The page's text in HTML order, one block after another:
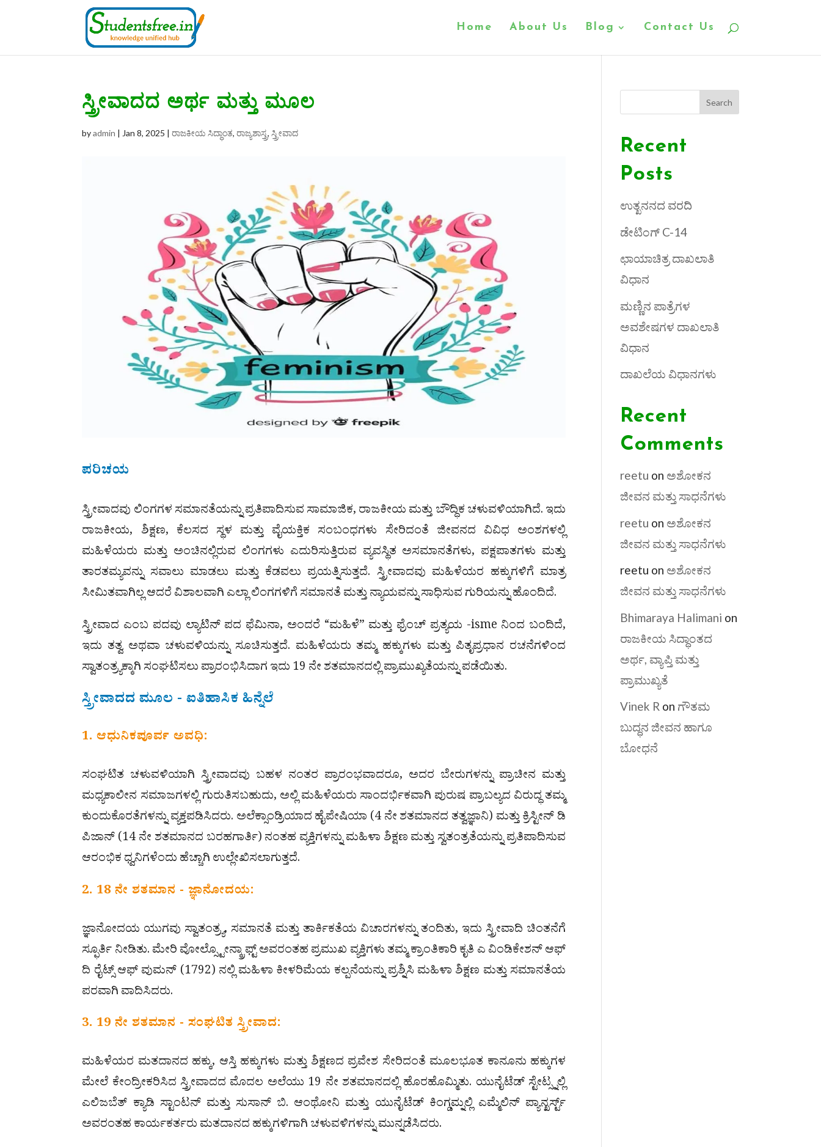
Home About Us Blog Contact Us
ಸ್ತ್ರೀವಾದದ ಅರ್ಥ ಮತ್ತು ಮೂಲ
byadmin | Jan 8, 2025 |ರಾಜಕೀಯ ಸಿದ್ಧಾಂತ,ರಾಜ್ಯಶಾಸ್ತ್ರ,ಸ್ತ್ರೀವಾದ
ಪರಿಚಯ
ಸ್ತ್ರೀವಾದವು ಲಿಂಗಗಳ ಸಮಾನತೆಯನ್ನು ಪ್ರತಿಪಾದಿಸುವ ಸಾಮಾಜಿಕ, ರಾಜಕೀಯ ಮತ್ತು ಬೌದ್ಧಿಕ ಚಳುವಳಿಯಾಗಿದೆ. ಇದು
ರಾಜಕೀಯ, ಶಿಕ್ಷಣ, ಕೆಲಸದ ಸ್ಥಳ ಮತ್ತು ವೈಯಕ್ತಿಕ ಸಂಬಂಧಗಳು ಸೇರಿದಂತೆ ಜೀವನದ ವಿವಿಧ ಅಂಶಗಳಲ್ಲಿ
ಮಹಿಳೆಯರು ಮತ್ತು ಅಂಚಿನಲ್ಲಿರುವ ಲಿಂಗಗಳು ಎದುರಿಸುತ್ತಿರುವ ವ್ಯವಸ್ಥಿತ ಅಸಮಾನತೆಗಳು, ಪಕ್ಷಪಾತಗಳು ಮತ್ತು
ತಾರತಮ್ಯವನ್ನು ಸವಾಲು ಮಾಡಲು ಮತ್ತು ಕೆಡವಲು ಪ್ರಯತ್ನಿಸುತ್ತದೆ. ಸ್ತ್ರೀವಾದವು ಮಹಿಳೆಯರ ಹಕ್ಕುಗಳಿಗೆ ಮಾತ್ರ
ಸೀಮಿತವಾಗಿಲ್ಲ ಆದರೆ ವಿಶಾಲವಾಗಿ ಎಲ್ಲಾ ಲಿಂಗಗಳಿಗೆ ಸಮಾನತೆ ಮತ್ತು ನ್ಯಾಯವನ್ನು ಸಾಧಿಸುವ ಗುರಿಯನ್ನು ಹೊಂದಿದೆ.
ಸ್ತ್ರೀವಾದ ಎಂಬ ಪದವು ಲ್ಯಾಟಿನ್ ಪದ ಫೆಮಿನಾ, ಅಂದರೆ “ಮಹಿಳೆ” ಮತ್ತು ಫ್ರೆಂಚ್ ಪ್ರತ್ಯಯ -isme ನಿಂದ ಬಂದಿದೆ,
ಇದು ತತ್ವ ಅಥವಾ ಚಳುವಳಿಯನ್ನು ಸೂಚಿಸುತ್ತದೆ. ಮಹಿಳೆಯರು ತಮ್ಮ ಹಕ್ಕುಗಳು ಮತ್ತು ಪಿತೃಪ್ರಧಾನ ರಚನೆಗಳಿಂದ
ಸ್ವಾತಂತ್ರ್ಯಕ್ಕಾಗಿ ಸಂಘಟಿಸಲು ಪ್ರಾರಂಭಿಸಿದಾಗ ಇದು 19 ನೇ ಶತಮಾನದಲ್ಲಿ ಪ್ರಾಮುಖ್ಯತೆಯನ್ನು ಪಡೆಯಿತು.
ಸ್ತ್ರೀವಾದದ ಮೂಲ - ಐತಿಹಾಸಿಕ ಹಿನ್ನೆಲೆ
1. ಆಧುನಿಕಪೂರ್ವ ಅವಧಿ:
ಸಂಘಟಿತ ಚಳುವಳಿಯಾಗಿ ಸ್ತ್ರೀವಾದವು ಬಹಳ ನಂತರ ಪ್ರಾರಂಭವಾದರೂ, ಅದರ ಬೇರುಗಳನ್ನು ಪ್ರಾಚೀನ ಮತ್ತು
ಮಧ್ಯಕಾಲೀನ ಸಮಾಜಗಳಲ್ಲಿ ಗುರುತಿಸಬಹುದು, ಅಲ್ಲಿ ಮಹಿಳೆಯರು ಸಾಂದರ್ಭಿಕವಾಗಿ ಪುರುಷ ಪ್ರಾಬಲ್ಯದ ವಿರುದ್ಧ ತಮ್ಮ
ಕುಂದುಕೊರತೆಗಳನ್ನು ವ್ಯಕ್ತಪಡಿಸಿದರು. ಅಲೆಕ್ಸಾಂಡ್ರಿಯಾದ ಹೈಪೇಷಿಯಾ (4 ನೇ ಶತಮಾನದ ತತ್ವಜ್ಞಾನಿ) ಮತ್ತು ಕ್ರಿಸ್ಟೀನ್ ಡಿ
ಪಿಜಾನ್ (14 ನೇ ಶತಮಾನದ ಬರಹಗಾರ್ತಿ) ನಂತಹ ವ್ಯಕ್ತಿಗಳನ್ನು ಮಹಿಳಾ ಶಿಕ್ಷಣ ಮತ್ತು ಸ್ವತಂತ್ರತೆಯನ್ನು ಪ್ರತಿಪಾದಿಸುವ
ಆರಂಭಿಕ ಧ್ವನಿಗಳೆಂದು ಹೆಚ್ಚಾಗಿ ಉಲ್ಲೇಖಿಸಲಾಗುತ್ತದೆ.
2. 18 ನೇ ಶತಮಾನ - ಜ್ಞಾನೋದಯ:
ಜ್ಞಾನೋದಯ ಯುಗವು ಸ್ವಾತಂತ್ರ್ಯ, ಸಮಾನತೆ ಮತ್ತು ತಾರ್ಕಿಕತೆಯ ವಿಚಾರಗಳನ್ನು ತಂದಿತು, ಇದು ಸ್ತ್ರೀವಾದಿ ಚಿಂತನೆಗೆ
ಸ್ಫೂರ್ತಿ ನೀಡಿತು. ಮೇರಿ ವೋಲ್ಸ್ಟೋನ್ಕ್ರಾಫ್ಟ್ ಅವರಂತಹ ಪ್ರಮುಖ ವ್ಯಕ್ತಿಗಳು ತಮ್ಮ ಕ್ರಾಂತಿಕಾರಿ ಕೃತಿ ಎ ವಿಂಡಿಕೇಶನ್ ಆಫ್
ದಿ ರೈಟ್ಸ್ ಆಫ್ ವುಮನ್ (1792) ನಲ್ಲಿ ಮಹಿಳಾ ಕೀಳರಿಮೆಯ ಕಲ್ಪನೆಯನ್ನು ಪ್ರಶ್ನಿಸಿ ಮಹಿಳಾ ಶಿಕ್ಷಣ ಮತ್ತು ಸಮಾನತೆಯ
ಪರವಾಗಿ ವಾದಿಸಿದರು.
3. 19 ನೇ ಶತಮಾನ - ಸಂಘಟಿತ ಸ್ತ್ರೀವಾದ:
ಮಹಿಳೆಯರ ಮತದಾನದ ಹಕ್ಕು, ಆಸ್ತಿ ಹಕ್ಕುಗಳು ಮತ್ತು ಶಿಕ್ಷಣದ ಪ್ರವೇಶ ಸೇರಿದಂತೆ ಮೂಲಭೂತ ಕಾನೂನು ಹಕ್ಕುಗಳ
ಮೇಲೆ ಕೇಂದ್ರೀಕರಿಸಿದ ಸ್ತ್ರೀವಾದದ ಮೊದಲ ಅಲೆಯು 19 ನೇ ಶತಮಾನದಲ್ಲಿ ಹೊರಹೊಮ್ಮಿತು. ಯುನೈಟೆಡ್ ಸ್ಟೇಟ್ಸ್ನಲ್ಲಿ
ಎಲಿಜಬೆತ್ ಕ್ಯಾಡಿ ಸ್ಟಾಂಟನ್ ಮತ್ತು ಸುಸಾನ್ ಬಿ. ಆಂಥೋನಿ ಮತ್ತು ಯುನೈಟೆಡ್ ಕಿಂಗ್ಡಮ್ನಲ್ಲಿ ಎಮ್ಮೆಲಿನ್ ಪ್ಯಾನ್ಖರ್ಸ್ಟ್
ಅವರಂತಹ ಕಾರ್ಯಕರ್ತರು ಮತದಾನದ ಹಕ್ಕುಗಳಿಗಾಗಿ ಚಳುವಳಿಗಳನ್ನು ಮುನ್ನಡೆಸಿದರು.
Search
Recent
Posts
ಉತ್ಖನನದ ವರದಿ
ಡೇಟಿಂಗ್ C-14
ಛಾಯಾಚಿತ್ರ ದಾಖಲಾತಿ
ವಿಧಾನ
ಮಣ್ಣಿನ ಪಾತ್ರೆಗಳ
ಅವಶೇಷಗಳ ದಾಖಲಾತಿ
ವಿಧಾನ
ದಾಖಲೆಯ ವಿಧಾನಗಳು
Recent
Comments
reetu on ಅಶೋಕನ
ಜೀವನ ಮತ್ತು ಸಾಧನೆಗಳು
reetu on ಅಶೋಕನ
ಜೀವನ ಮತ್ತು ಸಾಧನೆಗಳು
reetu on ಅಶೋಕನ
ಜೀವನ ಮತ್ತು ಸಾಧನೆಗಳು
Bhimaraya Halimani on
ರಾಜಕೀಯ ಸಿದ್ಧಾಂತದ
ಅರ್ಥ, ವ್ಯಾಪ್ತಿ ಮತ್ತು
ಪ್ರಾಮುಖ್ಯತೆ
Vinek R on ಗೌತಮ
ಬುದ್ಧನ ಜೀವನ ಹಾಗೂ
ಬೋಧನೆ